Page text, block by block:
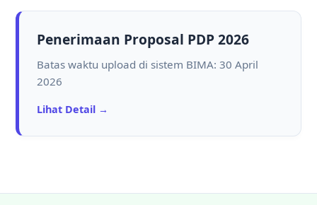
Penerimaan Proposal PDP 2026
Batas waktu upload di sistem BIMA: 30 April
2026
Lihat Detail →